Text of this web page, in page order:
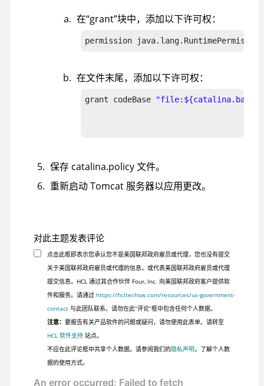
在“grant”块中，添加以下许可权：
permission
在文件末尾，添加以下许可权：
grant codeBase
"file:${catalina.base}/
保存 catalina.policy 文件。
重新启动 Tomcat 服务器以应用更改。
对此主题发表评论
点击此框即表示您承认您不是美国联邦政府雇员或代理，您也没有提交
关于美国联邦政府雇员或代理的信息，或代表美国联邦政府雇员或代理
提交信息。HCL 通过其合作伙伴 Four, Inc. 向美国联邦政府客户提供软
件和服务。请通过 https://hcltechsw.com/resources/us-government-
contact与此团队联系。请勿在此“评论”框中包含任何个人数据。
注意： 要报告有关产品软件的问题或疑问，请勿使用此表单。请转至
HCL 软件支持站点。
不应在此评论框中共享个人数据。请参阅我们的隐私声明，了解个人数
据的使用方式。